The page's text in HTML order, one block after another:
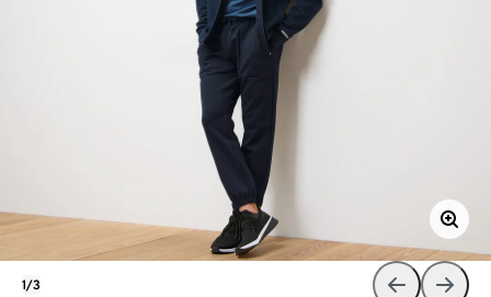
1/3